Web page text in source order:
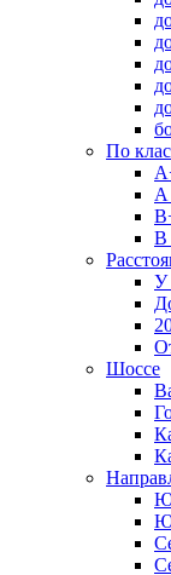
По
А
B
У
Шоссе